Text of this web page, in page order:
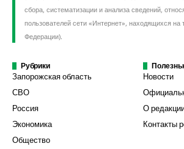
сбора, систематизации и анализа сведений,
пользователей сети «Интернет», находящихся на
Федерации).
Рубрики
Запорожская область
СВО
Россия
Экономика
Общество
Новости
О
Контакты